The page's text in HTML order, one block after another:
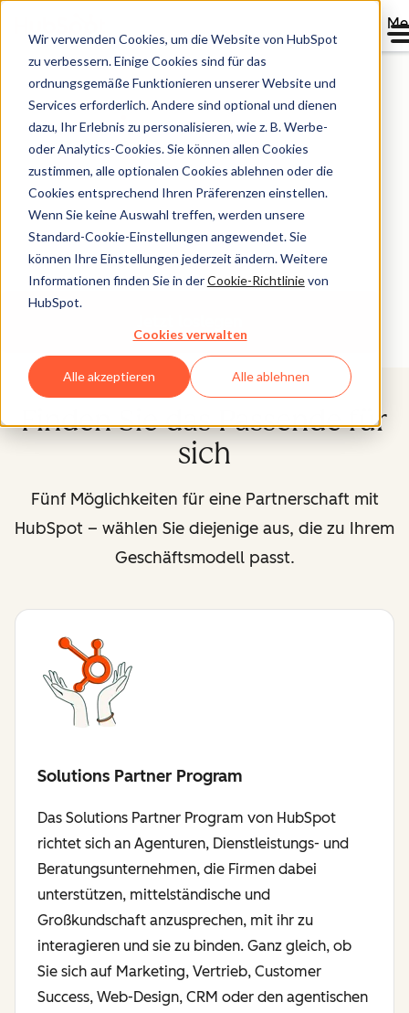
Wir verwenden Cookies, um die Website von HubSpot
zu verbessern. Einige Cookies sind für das
ordnungsgemäße Funktionieren unserer Website und
Services erforderlich. Andere sind optional und dienen
dazu, Ihr Erlebnis zu personalisieren, wie z. B. Werbe-
oder Analytics-Cookies. Sie können allen Cookies
zustimmen, alle optionalen Cookies ablehnen oder die
Cookies entsprechend Ihren Präferenzen einstellen.
Wenn Sie keine Auswahl treffen, werden unsere
Standard-Cookie-Einstellungen angewendet. Sie
können Ihre Einstellungen jederzeit ändern. Weitere
Informationen finden Sie in derCookie-Richtlinievon
HubSpot.
Cookies verwalten
Alle akzeptieren Alle ablehnen
Werden Sie HubSpot-
Partner
Sie möchten, dass Ihr Unternehmen schneller wächst.
Unternehmenswachstum ist unser Geschäft. Informieren
Sie sich über unsere Partnerprogramme, suchen Sie sich
das passende aus – und lassen Sie uns gemeinsam an
Ihrem Wachstum arbeiten.
Finden Sie das Passende für
sich
Fünf Möglichkeiten für eine Partnerschaft mit
HubSpot – wählen Sie diejenige aus, die zu Ihrem
Geschäftsmodell passt.
Solutions Partner Program
Das Solutions Partner Program von HubSpot
richtet sich an Agenturen, Dienstleistungs- und
Beratungsunternehmen, die Firmen dabei
unterstützen, mittelständische und
Großkundschaft anzusprechen, mit ihr zu
interagieren und sie zu binden. Ganz gleich, ob
Sie sich auf Marketing, Vertrieb, Customer
Success, Web-Design, CRM oder den agentischen